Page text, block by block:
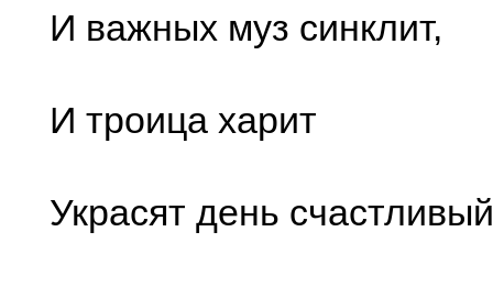
И важных муз синклит,
И троица харит
Украсят день